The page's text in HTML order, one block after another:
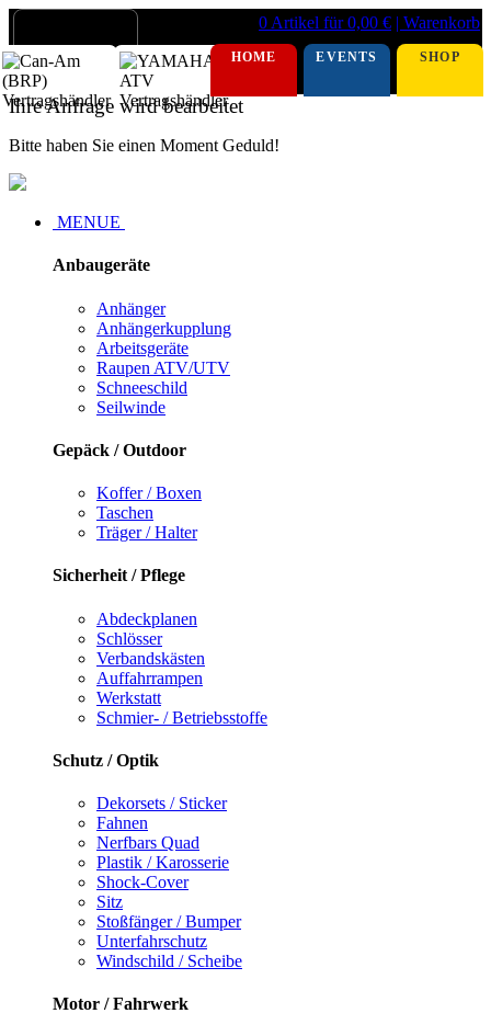
0 Artikel für 0,00 € | Warenkorb
HOME EVENTS SHOP
Ihre Anfrage wird bearbeitet
Bitte haben Sie einen Moment Geduld!
MENUE
Anbaugeräte
Anhänger
Anhängerkupplung
Arbeitsgeräte
Raupen ATV/UTV
Schneeschild
Seilwinde
Gepäck / Outdoor
Koffer / Boxen
Taschen
Träger / Halter
Sicherheit / Pflege
Abdeckplanen
Schlösser
Verbandskästen
Auffahrrampen
Werkstatt
Schmier- / Betriebsstoffe
Schutz / Optik
Dekorsets / Sticker
Fahnen
Nerfbars Quad
Plastik / Karosserie
Shock-Cover
Sitz
Stoßfänger / Bumper
Unterfahrschutz
Windschild / Scheibe
Motor / Fahrwerk